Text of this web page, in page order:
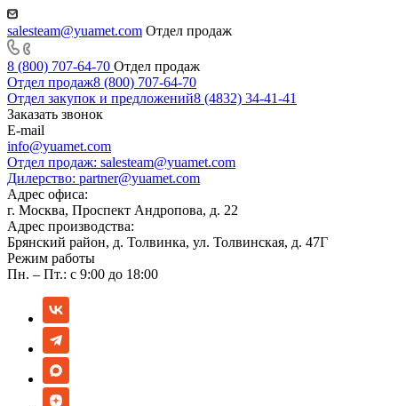
salesteam@yuamet.com Отдел продаж
8 (800) 707-64-70 Отдел продаж
Отдел продаж8 (800) 707-64-70
Отдел закупок и предложений8 (4832) 34-41-41
Заказать звонок
E-mail
info@yuamet.com
Отдел продаж: salesteam@yuamet.com
Дилерство: partner@yuamet.com
Адрес офиса:
г. Москва, Проспект Андропова, д. 22
Адрес производства:
Брянский район, д. Толвинка, ул. Толвинская, д. 47Г
Режим работы
Пн. – Пт.: с 9:00 до 18:00